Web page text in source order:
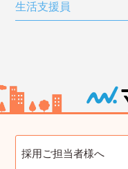
生活支援員
採用ご担当者様へ